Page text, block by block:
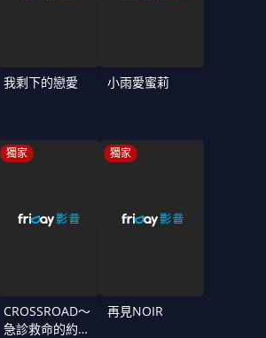
我剩下的戀愛 小雨愛蜜莉
獨家
CROSSROAD～
急診救命的約定
獨家
再見NOIR